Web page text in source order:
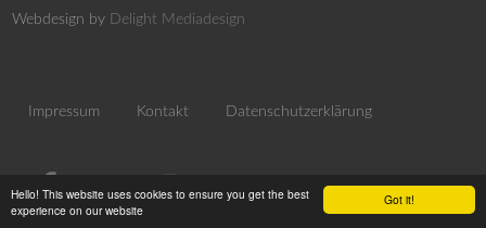
Got it!
Hello! This website uses cookies to ensure you get the best
experience on our website
Webdesign by Delight Mediadesign
Impressum Kontakt Datenschutzerklärung